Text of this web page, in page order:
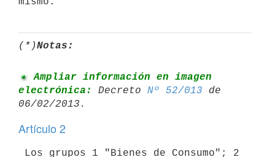
(*)Notas:
Ampliar información en imagen
electrónica:
Decreto Nº 52/013 de
Artículo 2